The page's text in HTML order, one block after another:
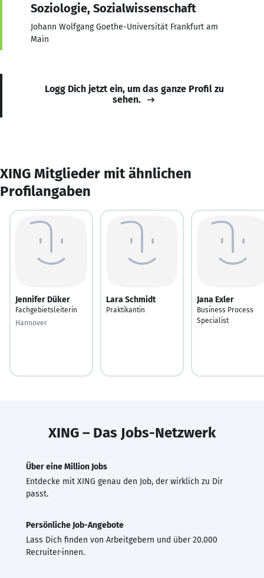
Soziologie, Sozialwissenschaft
Johann Wolfgang Goethe-Universität Frankfurt am
Main
Logg Dich jetzt ein, um das ganze Profil zu
sehen.
XING Mitglieder mit ähnlichen
Profilangaben
Jennifer Düker
Fachgebietsleiterin
Hannover
Lara Schmidt
Praktikantin
Jana Exler
Business Process
Specialist
XING – Das Jobs-Netzwerk
Über eine Million Jobs
Entdecke mit XING genau den Job, der wirklich zu Dir
passt.
Persönliche Job-Angebote
Lass Dich finden von Arbeitgebern und über 20.000
Recruiter·innen.